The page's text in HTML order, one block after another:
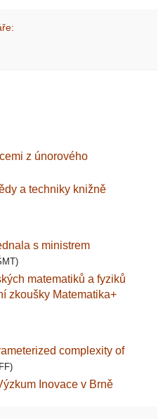
z únorového
a techniky knižně
s ministrem
matematiků a fyziků
zkoušky Matematika+
complexity of
Inovace v Brně